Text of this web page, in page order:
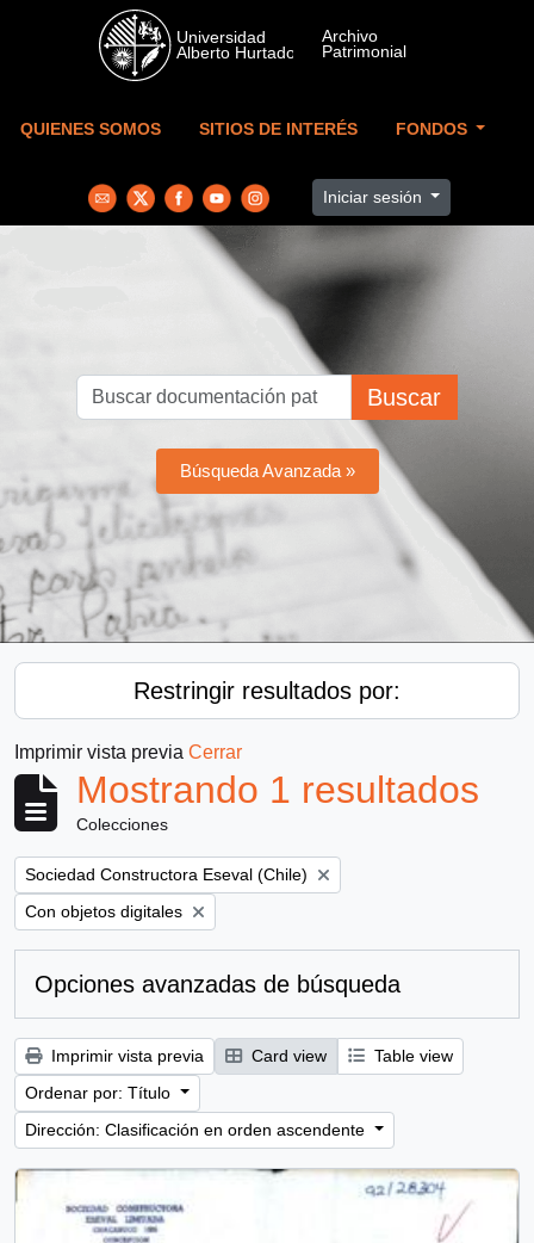
Skip to main content
QUIENES SOMOS SITIOS DE INTERÉS FONDOS
Iniciar sesión
Buscar
Búsqueda Avanzada »
Restringir resultados por:
Imprimir vista previa Cerrar
Mostrando 1 resultados
Colecciones
Remove filter:
Sociedad Constructora Eseval (Chile)
Remove filter:
Con objetos digitales
Opciones avanzadas de búsqueda
Imprimir vista previa Card view
Table view
Ordenar por: Título
Dirección: Clasificación en orden ascendente